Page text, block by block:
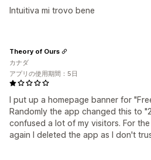
Intuitiva mi trovo bene
I put up a homepage banner for
Randomly the app changed this to
confused a lot of my visitors. For
again I deleted the app as I don't
Theory of Ours
カナダ
アプリの使用期間：5日